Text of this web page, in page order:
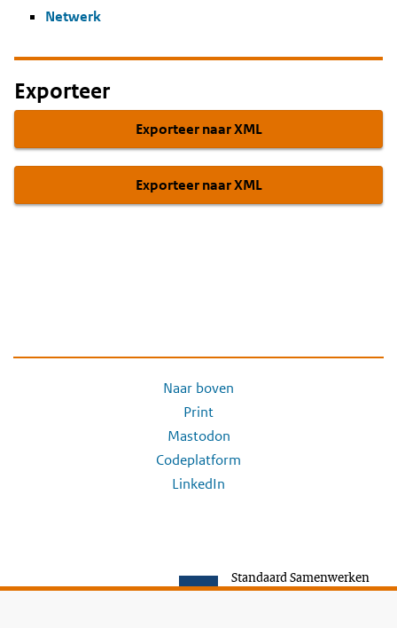
Netwerk
Exporteer
Exporteer naar XML
Exporteer naar XML
Naar boven
Print
Mastodon
Codeplatform
LinkedIn
Standaard Samenwerken